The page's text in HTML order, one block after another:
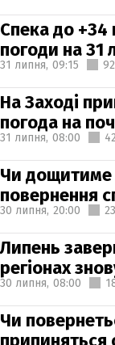
Спека до +34
погоди на 31
31 липня, 09:15
На Заході
погода на
31 липня, 08:00
Чи дощитиме
повернення
30 липня, 20:00
Липень
регіонах
30 липня, 08:00
Чи
припиняться